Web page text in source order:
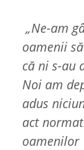
„Ne-am
oamenii
că ni s-au
Noi am
adus
act
oamenilor